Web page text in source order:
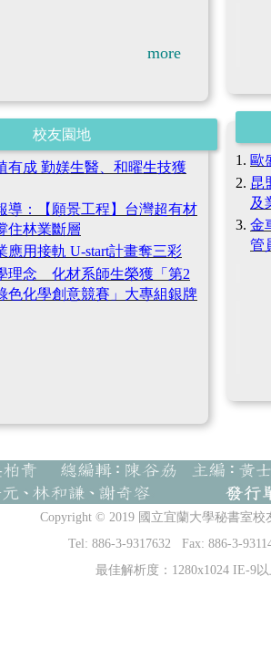
more
校友園地
有成 勤媄生醫、和曜生技獲
導： 【 願景工程 】 台灣超有材
住林業斷層
應用接軌 U-start計畫奪三彩
理念 化材系師生榮獲「第2
色化學創意競賽」大專組銀牌
歐
昆
及
金
管
Copyright © 2019 國立宜蘭大學秘書室校
Tel: 886-3-9317632 Fax: 886-3-
最佳解析度：1280x1024 IE-9